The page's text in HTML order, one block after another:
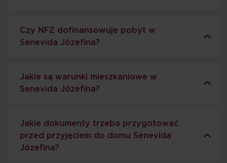
Czy NFZ dofinansowuje pobyt w
Senevida Józefina?
Jakie są warunki mieszkaniowe w
Senevida Józefina?
Jakie dokumenty trzeba przygotować
przed przyjęciem do domu Senevida
Józefina?